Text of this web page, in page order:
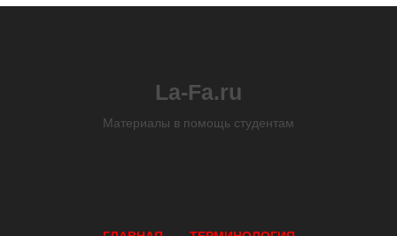
La-Fa.ru
Материалы в помощь студентам